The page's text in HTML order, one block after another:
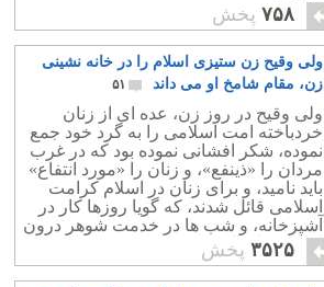
۷۵۸ پخش
ولی وقیح زن ستیزی اسلام را در خانه نشینی
زن، مقام شامخ او می داند
۵۱
ولی وقیح در روز زن، عده ای از زنان
خردباخته امت اسلامی را به گرد خود جمع
نموده، شکر افشانی نموده بود که در غرب
مردان را «ذینفع»، و زنان را «مورد انتفاع»
باید نامید، و برای زنان در اسلام کرامت
اسلامی قائل شدند، که گویا روزها کار در
آشپزخانه، و شب ها در خدمت شوهر درون
اطاق خواب است.
۳۵۲۵ پخش